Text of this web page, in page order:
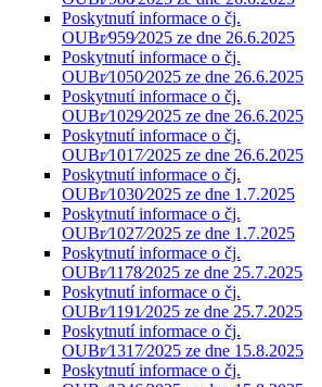
Poskytnutí informace o čj.
OUBr⁄959⁄2025 ze dne 26.6.2025
Poskytnutí informace o čj.
OUBr⁄1050⁄2025 ze dne 26.6.2025
Poskytnutí informace o čj.
OUBr⁄1029⁄2025 ze dne 26.6.2025
Poskytnutí informace o čj.
OUBr⁄1017⁄2025 ze dne 26.6.2025
Poskytnutí informace o čj.
OUBr⁄1030⁄2025 ze dne 1.7.2025
Poskytnutí informace o čj.
OUBr⁄1027⁄2025 ze dne 1.7.2025
Poskytnutí informace o čj.
OUBr⁄1178⁄2025 ze dne 25.7.2025
Poskytnutí informace o čj.
OUBr⁄1191⁄2025 ze dne 25.7.2025
Poskytnutí informace o čj.
OUBr⁄1317⁄2025 ze dne 15.8.2025
Poskytnutí informace o čj.